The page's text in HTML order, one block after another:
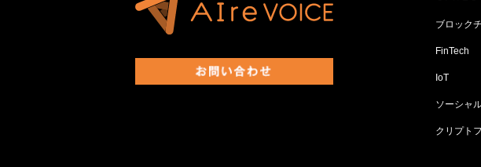
ブロック
FinTech
IoT
ソーシャ
クリプト